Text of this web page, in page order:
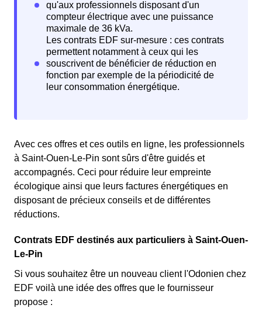
Avec ces offres et ces outils en ligne, les professionnels
à Saint-Ouen-Le-Pin sont sûrs d'être guidés et
accompagnés. Ceci pour réduire leur empreinte
écologique ainsi que leurs factures énergétiques en
disposant de précieux conseils et de différentes
réductions.
Contrats EDF destinés aux particuliers à Saint-Ouen-
Le-Pin
Si vous souhaitez être un nouveau client l'Odonien chez
EDF voilà une idée des offres que le fournisseur
propose :